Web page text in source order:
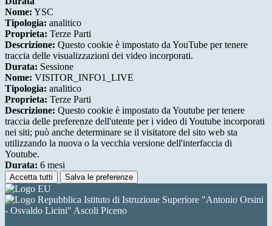
Nome: YSC
Tipologia: analitico
Proprieta: Terze Parti
Descrizione: Questo cookie è impostato da YouTube per tenere
traccia delle visualizzazioni dei video incorporati.
Durata: Sessione
Nome: VISITOR_INFO1_LIVE
Tipologia: analitico
Proprieta: Terze Parti
Descrizione: Questo cookie è impostato da Youtube per tenere
traccia delle preferenze dell'utente per i video di Youtube incorporati
nei siti; può anche determinare se il visitatore del sito web sta
utilizzando la nuova o la vecchia versione dell'interfaccia di
Youtube.
Durata: 6 mesi
Accetta tutti Salva le preferenze
Istituto di Istruzione Superiore "Antonio Orsini
- Osvaldo Licini" Ascoli Piceno